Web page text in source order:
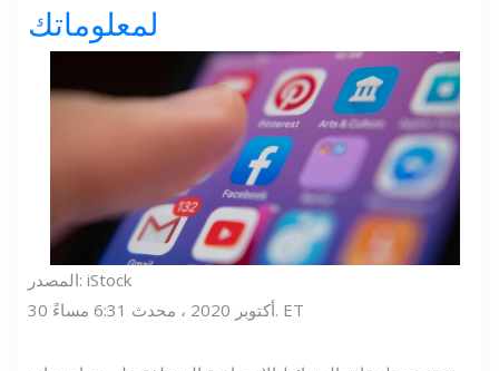
لمعلوماتك
المصدر: iStock
30 أكتوبر 2020 ، محدث 6:31 مساءً. ET